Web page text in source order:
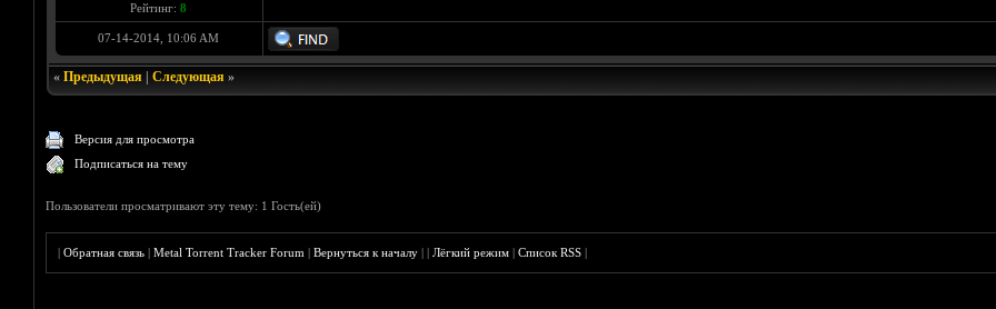
Рейтинг: 8
07-14-2014, 10:06 AM
« Предыдущая| Следующая»
Версия для просмотра
Подписаться на тему
Пользователи просматривают эту тему: 1 Гость(ей)
|Обратная связь |Metal Torrent Tracker Forum |Вернуться к началу ||Лёгкий режим |Список RSS |